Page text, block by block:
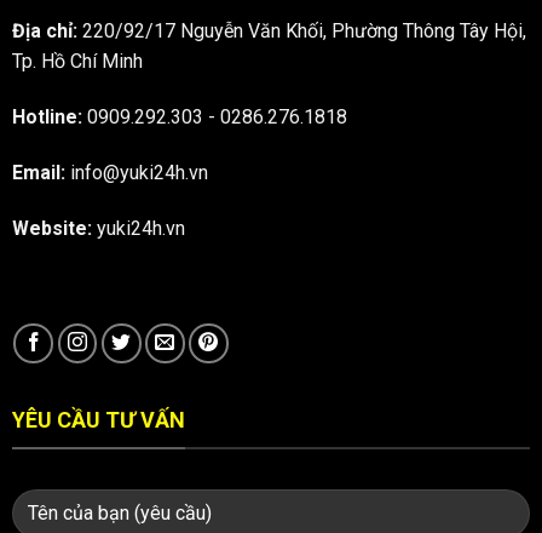
Địa chỉ:220/92/17 Nguyễn Văn Khối, Phường Thông Tây Hội,
Tp. Hồ Chí Minh
Hotline: 0909.292.303 - 0286.276.1818
Email: info@yuki24h.vn
Website: yuki24h.vn
YÊU CẦU TƯ VẤN